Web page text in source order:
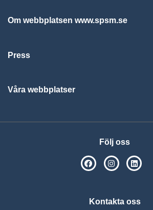
Om webbplatsen www.spsm.se
Press
Våra webbplatser
Följ oss
SPSM påSPSM
Kontakta oss